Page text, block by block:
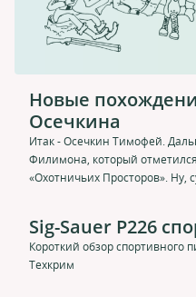
Новые
Осечкина
Итак - Осечкин Тимофей.
Филимона, который
«Охотничьих Просторов». Ну,
Sig-Sauer P226
Короткий обзор спортивного
Техкрим